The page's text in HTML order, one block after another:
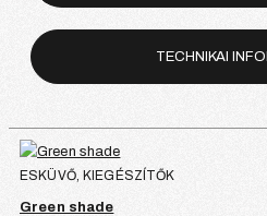
TECHNIKAI
ESKÜVŐ, KIEGÉSZÍTŐK
Green shade